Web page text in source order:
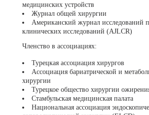
медицинских устройств
Журнал общей хирургии
Американский журнал исследований
клинических исследований (AJLCR)
Членство в ассоциациях:
Турецкая ассоциация хирургов
Ассоциация бариатрической и
хирургии
Турецкое общество хирургии
Стамбульская медицинская палата
Национальная ассоциация